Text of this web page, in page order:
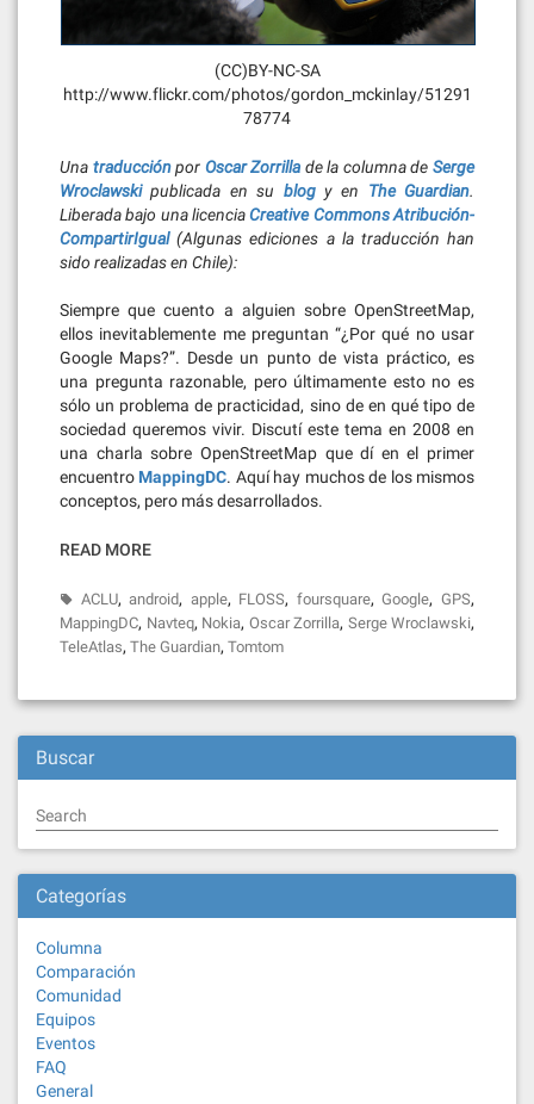
(CC)BY-NC-SA
http://www.flickr.com/photos/gordon_mckinlay/51291
78774
Una traducciónpor Oscar Zorrilla de la columna deSerge
Wroclawskipublicada en su blogy en The Guardian.
Liberada bajo una licenciaCreative Commons Atribución-
CompartirIgual(Algunas ediciones a la traducción han
sido realizadas en Chile):
Siempre que cuento a alguien sobre OpenStreetMap,
ellos inevitablemente me preguntan “¿Por qué no usar
Google Maps?”. Desde un punto de vista práctico, es
una pregunta razonable, pero últimamente esto no es
sólo un problema de practicidad, sino de en qué tipo de
sociedad queremos vivir. Discutí este tema en 2008 en
una charla sobre OpenStreetMap que dí en el primer
encuentro MappingDC. Aquí hay muchos de los mismos
conceptos, pero más desarrollados.
READ MORE
ACLU,android, apple, FLOSS, foursquare,Google,GPS,
MappingDC, Navteq, Nokia, Oscar Zorrilla, Serge Wroclawski,
TeleAtlas, The Guardian, Tomtom
Buscar
Search
Categorías
Columna
Comparación
Comunidad
Equipos
Eventos
FAQ
General